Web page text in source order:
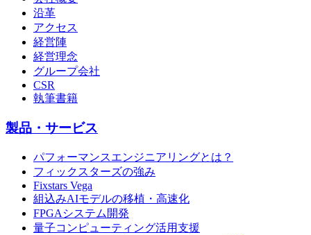
沿革
アクセス
経営陣
経営理念
グループ会社
CSR
執筆書籍
製品・サービス
パフォーマンスエンジニアリングとは？
フィックスターズの強み
Fixstars Vega
組込みAIモデルの移植・高速化
FPGAシステム開発
量子コンピューティング活用支援